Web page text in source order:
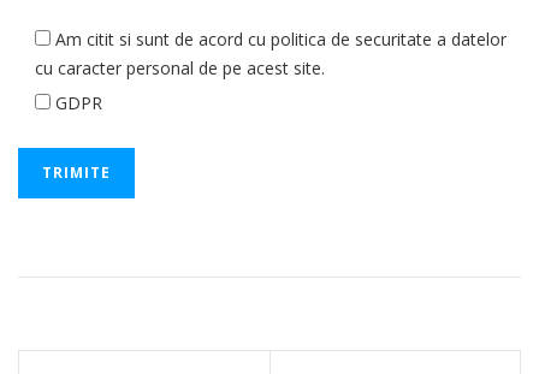
Am citit si sunt de acord cu politica de securitate a datelor
cu caracter personal de pe acest site.
GDPR